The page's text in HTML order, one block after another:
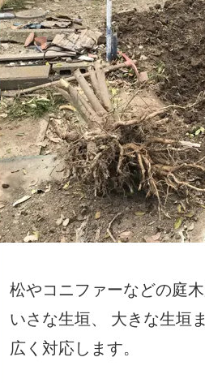
松やコニファーなどの庭
いさな生垣、 大きな生垣
広く対応します。